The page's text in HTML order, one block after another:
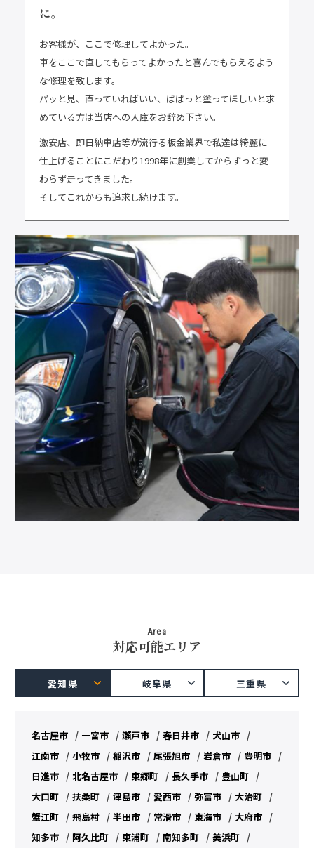
に。
お客様が、ここで修理してよかった。
車をここで直してもらってよかったと喜んでもらえるよう
な修理を致します。
パッと見、直っていればいい、ぱぱっと塗ってほしいと求
めている方は当店への入庫をお辞め下さい。
激安店、即日納車店等が流行る板金業界で私達は綺麗に
仕上げることにこだわり1998年に創業してからずっと変
わらず走ってきました。
そしてこれからも追求し続けます。
Area
対応可能エリア
愛知県 岐阜県 三重県
名古屋市 一宮市 瀬戸市 春日井市
犬山市
江南市
小牧市 稲沢市 尾張旭市 岩倉市
豊明市
日進市
北名古屋市 東郷町 長久手市
豊山町
大口町
扶桑町 津島市 愛西市 弥富市
大治町
蟹江町
飛島村 半田市 常滑市 東海市
大府市
知多市
阿久比町 東浦町 南知多町
美浜町